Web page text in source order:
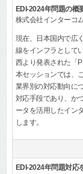
EDI-2024年問題の概
株式会社インターコ
現在、日本国内で広
線をインフラとして
西より発表された「
本セッションでは、
業界別の対応動向に
対応手段であり、か
ータを活用したイン
します。
EDI-2024年問題対応